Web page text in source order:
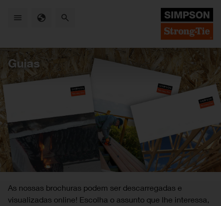
Guias
As nossas brochuras podem ser descarregadas e
visualizadas online! Escolha o assunto que lhe interessa,